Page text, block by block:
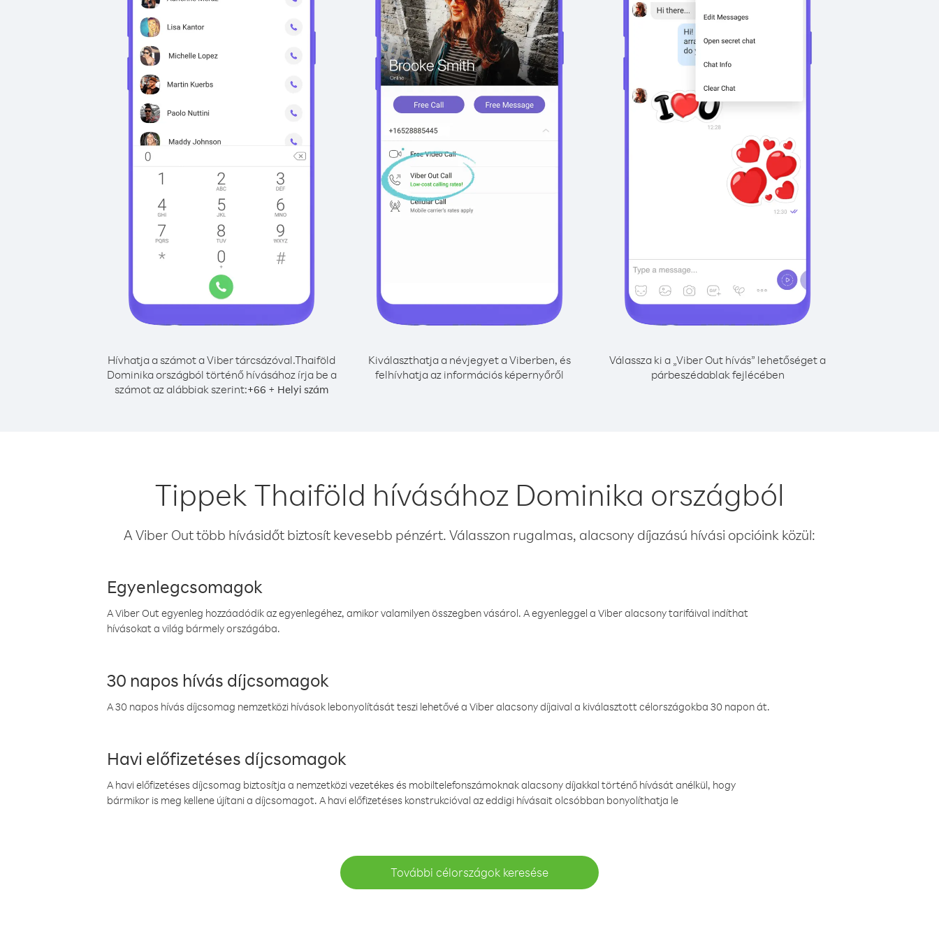
Hívhatja a számot a Viber tárcsázóval.Thaiföld
Dominika országból történő hívásához írja be a
számot az alábbiak szerint:+66 + Helyi szám
Kiválaszthatja a névjegyet a Viberben, és
felhívhatja az információs képernyőről
Válassza ki a „Viber Out hívás” lehetőséget a
párbeszédablak fejlécében
Tippek Thaiföld hívásához Dominika országból
A Viber Out több hívásidőt biztosít kevesebb pénzért. Válasszon rugalmas, alacsony díjazású hívási opcióink közül:
Egyenlegcsomagok
A Viber Out egyenleg hozzáadódik az egyenlegéhez, amikor valamilyen összegben vásárol. A egyenleggel a Viber alacsony tarifáival indíthat
hívásokat a világ bármely országába.
30 napos hívás díjcsomagok
A 30 napos hívás díjcsomag nemzetközi hívások lebonyolítását teszi lehetővé a Viber alacsony díjaival a kiválasztott célországokba 30 napon át.
Havi előfizetéses díjcsomagok
A havi előfizetéses díjcsomag biztosítja a nemzetközi vezetékes és mobiltelefonszámoknak alacsony díjakkal történő hívását anélkül, hogy
bármikor is meg kellene újítani a díjcsomagot. A havi előfizetéses konstrukcióval az eddigi hívásait olcsóbban bonyolíthatja le
További célországok keresése